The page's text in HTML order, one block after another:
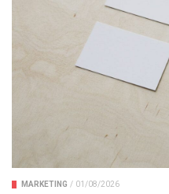
MARKETING / 01/08/2026